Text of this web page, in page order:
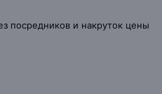
посредников и накруток цены